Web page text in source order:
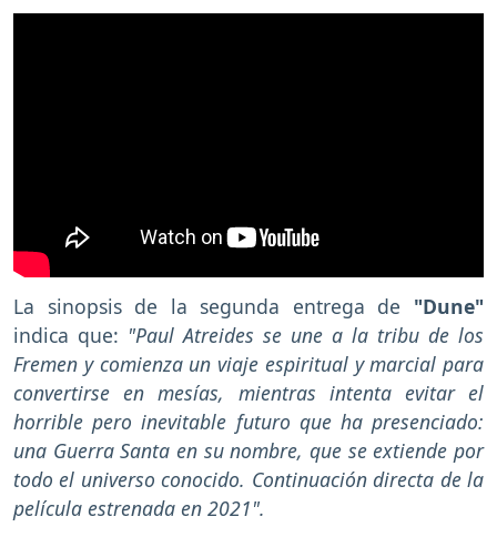
La sinopsis de la segunda entrega de "Dune"
indica que: "Paul Atreides se une a la tribu de los
Fremen y comienza un viaje espiritual y marcial para
convertirse en mesías, mientras intenta evitar el
horrible pero inevitable futuro que ha presenciado:
una Guerra Santa en su nombre, que se extiende por
todo el universo conocido. Continuación directa de la
película estrenada en 2021".